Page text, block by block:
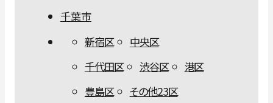
千葉市
新宿区
中央区
千代田区
渋谷区
港区
豊島区
その他23区